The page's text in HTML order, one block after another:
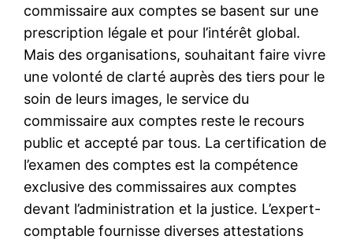
commissaire aux comptes se basent sur une
prescription légale et pour l’intérêt global.
Mais des organisations, souhaitant faire vivre
une volonté de clarté auprès des tiers pour le
soin de leurs images, le service du
commissaire aux comptes reste le recours
public et accepté par tous. La certification de
l’examen des comptes est la compétence
exclusive des commissaires aux comptes
devant l’administration et la justice. L’expert-
comptable fournisse diverses attestations